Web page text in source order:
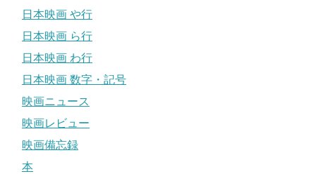
日本映画 や行
日本映画 ら行
日本映画 わ行
日本映画 数字・記号
映画ニュース
映画レビュー
映画備忘録
本